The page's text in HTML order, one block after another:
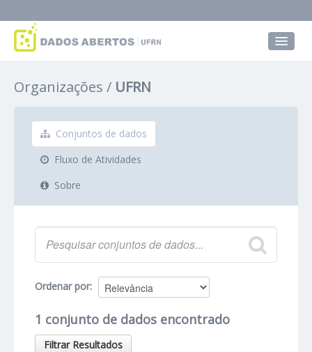
Grupos
Sobre
Organizações UFRN
Conjuntos de dados
Fluxo de Atividades
Sobre
Ordenar por
1 conjunto de dados encontrado
Filtrar Resultados